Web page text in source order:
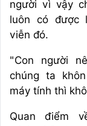
người vì vậy
luôn có được
viễn đó.
"Con người
chúng ta
máy tính thì
Quan điểm